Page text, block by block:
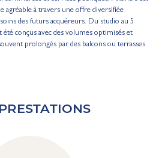
agréable à travers une offre diversifiée
des futurs acquéreurs. Du studio au 5
été conçus avec des volumes optimisés et
prolongés par des balcons ou terrasses.